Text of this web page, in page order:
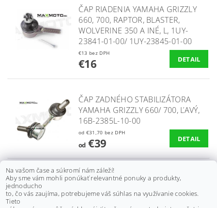
ČAP RIADENIA YAMAHA GRIZZLY
660, 700, RAPTOR, BLASTER,
WOLVERINE 350 A INÉ, L, 1UY-
23841-01-00/ 1UY-23845-01-00
€13 bez DPH
€16 DETAIL
ČAP ZADNÉHO STABILIZÁTORA
YAMAHA GRIZZLY 660/ 700, ĽAVÝ,
16B-2385L-10-00
od €31,70 bez DPH
od€39 DETAIL
ČAP ZADNÉHO STABILIZÁTORA
YAMAHA GRIZZLY 660/ 700,
PRAVÝ, 16B-2385M-10-00
Na vašom čase a súkromí nám záleží!
Aby sme vám mohli ponúkať relevantné ponuky a produkty,
jednoducho
to, čo vás zaujíma, potrebujeme váš súhlas na využívanie cookies.
Tieto